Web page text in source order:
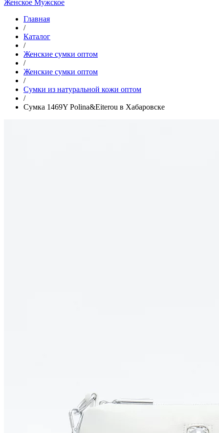
Женское Мужское
Главная
/
Каталог
/
Женские сумки оптом
/
Женские сумки оптом
/
Cумки из натуральной кожи оптом
/
Сумка 1469Y Polina&Eiterou в Хабаровске